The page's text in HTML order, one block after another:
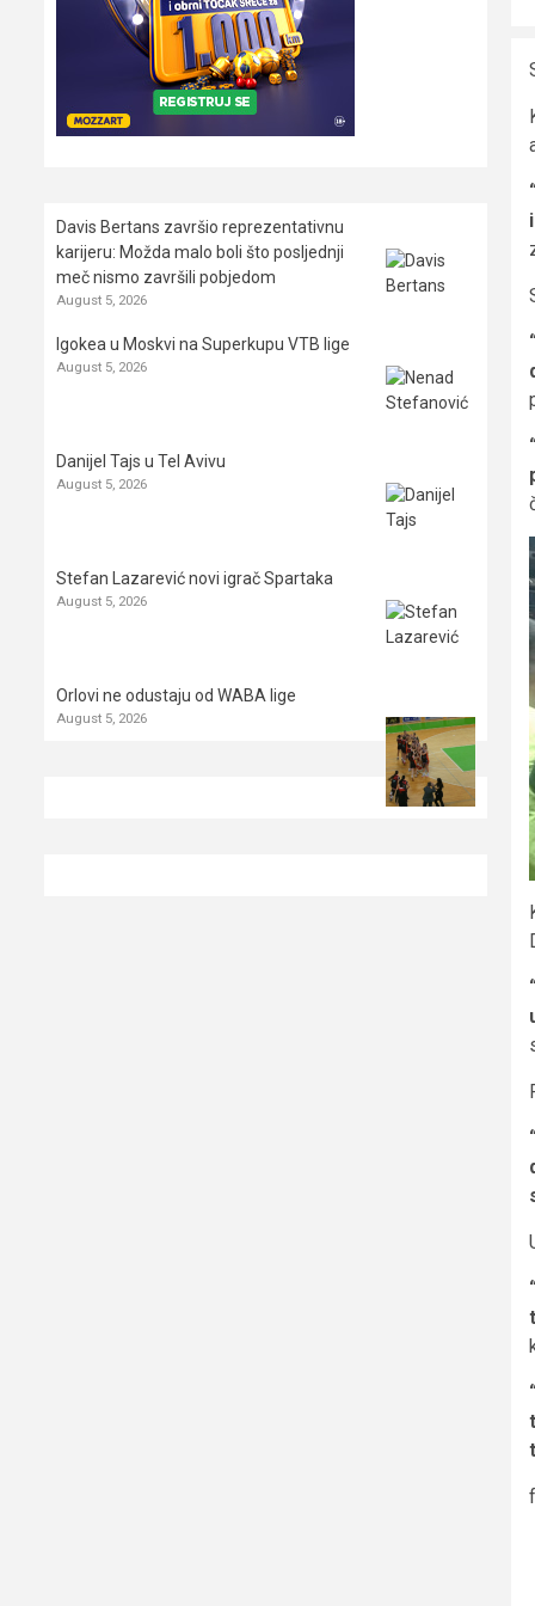
Davis Bertans završio reprezentativnu
karijeru: Možda malo boli što posljednji
meč nismo završili pobjedom
August 5, 2026
Igokea u Moskvi na Superkupu VTB lige
August 5, 2026
Danijel Tajs u Tel Avivu
August 5, 2026
Stefan Lazarević novi igrač Spartaka
August 5, 2026
Orlovi ne odustaju od WABA lige
August 5, 2026